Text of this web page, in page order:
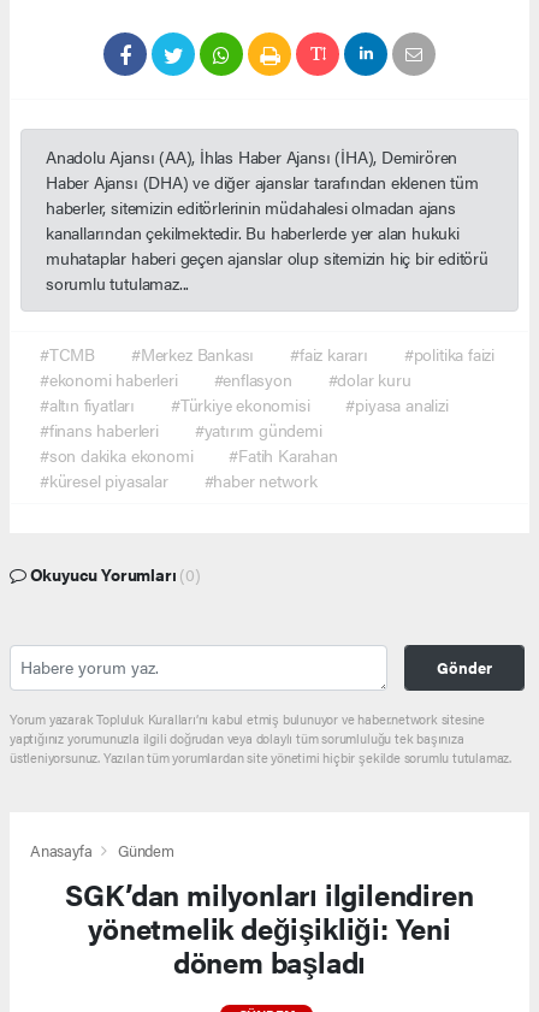
Anadolu Ajansı (AA), İhlas Haber Ajansı (İHA), Demirören
Haber Ajansı (DHA) ve diğer ajanslar tarafından eklenen tüm
haberler, sitemizin editörlerinin müdahalesi olmadan ajans
kanallarından çekilmektedir. Bu haberlerde yer alan hukuki
muhataplar haberi geçen ajanslar olup sitemizin hiç bir editörü
sorumlu tutulamaz...
#TCMB #Merkez Bankası #faiz kararı
#politika faizi
#ekonomi haberleri
#enflasyon
#dolar kuru
#altın fiyatları
#Türkiye ekonomisi
#piyasa analizi
#finans haberleri
#yatırım gündemi
#son dakika ekonomi
#Fatih Karahan
#küresel piyasalar
#haber network
Okuyucu Yorumları (0)
Gönder
Yorum yazarak Topluluk Kuralları’nı kabul etmiş bulunuyor ve haber.network sitesine
yaptığınız yorumunuzla ilgili doğrudan veya dolaylı tüm sorumluluğu tek başınıza
üstleniyorsunuz. Yazılan tüm yorumlardan site yönetimi hiçbir şekilde sorumlu tutulamaz.
Anasayfa Gündem
SGK’dan milyonları ilgilendiren
yönetmelik değişikliği: Yeni
dönem başladı